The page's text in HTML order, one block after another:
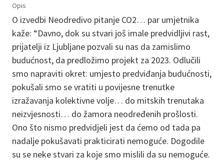
Opis
O izvedbi Neodredivo pitanje CO2… par umjetnika
kaže: “Davno, dok su stvari još imale predvidljivi rast,
prijatelji iz Ljubljane pozvali su nas da zamislimo
budućnost, da predložimo projekt za 2023. Odlučili
smo napraviti okret: umjesto predviđanja budućnosti,
pokušali smo se vratiti u povijesne trenutke
izražavanja kolektivne volje… do mitskih trenutaka
neizvjesnosti… do žamora neodređenih prošlosti.
Ono što nismo predvidjeli jest da ćemo od tada pa
nadalje pokušavati prakticirati nemoguće. Dogodile
su se neke stvari za koje smo mislili da su nemoguće.